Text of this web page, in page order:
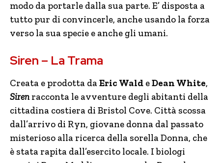
modo da portarle dalla sua parte. E’ disposta a
tutto pur di convincerle, anche usando la forza
verso la sua specie e anche gli umani.
Siren – La Trama
Creata e prodotta daEric Wald eDean White,
Sirenracconta le avventure degli abitanti della
cittadina costiera di Bristol Cove. Città scossa
dall’arrivo di Ryn, giovane donna dal passato
misterioso alla ricerca della sorella Donna, che
è stata rapita dall’esercito locale. I biologi